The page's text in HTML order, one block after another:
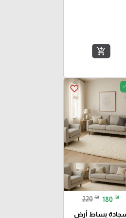
add_shopping_cart
favorite_border -
220 ₪ 180 ₪
بساط أرض